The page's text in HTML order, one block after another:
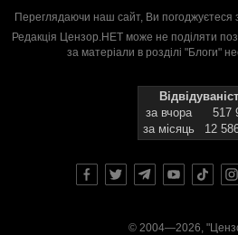
Переглядаючи наш сайт, Ви погоджуєтеся
Редакція Цензор.НЕТ може не поділяти
за матеріали в розділі "Блоги"
за вчора
517
за місяць
12
© 2004—2026,